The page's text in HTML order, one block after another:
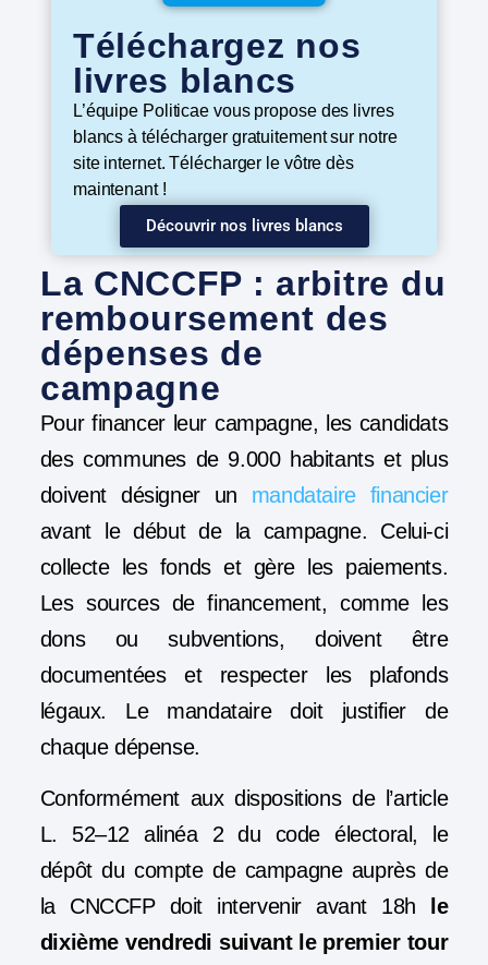
Téléchargez nos
livres blancs
L’équipe Politicae vous propose des livres
blancs à télécharger gratuitement sur notre
site internet. Télécharger le vôtre dès
maintenant !
Découvrir nos livres blancs
La CNCCFP : arbitre du
remboursement des
dépenses de
campagne
Pour financer leur campagne, les candidats
des communes de 9.000 habitants et plus
doivent désigner un mandataire financier
avant le début de la campagne. Celui-ci
collecte les fonds et gère les paiements.
Les sources de financement, comme les
dons ou subventions, doivent être
documentées et respecter les plafonds
légaux. Le mandataire doit justifier de
chaque dépense.
Conformément aux dispositions de l’article
L. 52–12 alinéa 2 du code électoral, le
dépôt du compte de campagne auprès de
la CNCCFP doit intervenir avant 18h le
dixième vendredi suivant le premier tour